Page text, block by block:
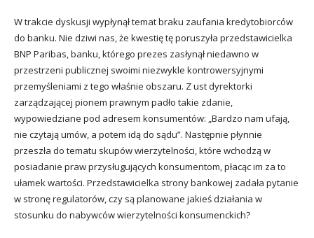
W trakcie dyskusji wypłynął temat braku zaufania kredytobiorców
do banku. Nie dziwi nas, że kwestię tę poruszyła przedstawicielka
BNP Paribas, banku, którego prezes zasłynął niedawno w
przestrzeni publicznej swoimi niezwykle kontrowersyjnymi
przemyśleniami z tego właśnie obszaru. Z ust dyrektorki
zarządzającej pionem prawnym padło takie zdanie,
wypowiedziane pod adresem konsumentów: „Bardzo nam ufają,
nie czytają umów, a potem idą do sądu”. Następnie płynnie
przeszła do tematu skupów wierzytelności, które wchodzą w
posiadanie praw przysługujących konsumentom, płacąc im za to
ułamek wartości. Przedstawicielka strony bankowej zadała pytanie
w stronę regulatorów, czy są planowane jakieś działania w
stosunku do nabywców wierzytelności konsumenckich?